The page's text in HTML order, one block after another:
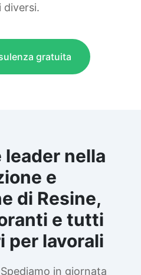
gratuita
leader nella
e
di Resine,
e tutti
per lavorali
Spediamo in giornata